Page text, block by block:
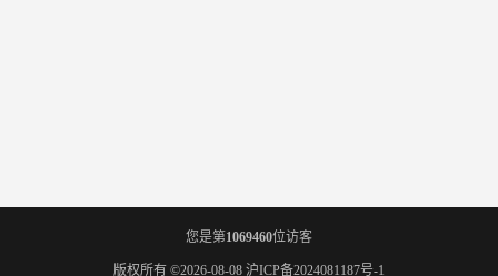
您是第1069460位访客
版权所有 ©2026-08-08 沪ICP备2024081187号-1